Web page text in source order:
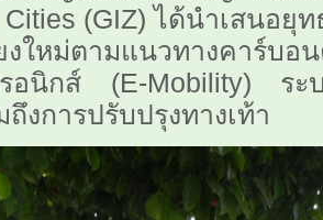
(GIZ) ได้นำเสนอยุ
ยงใหม่ตามแนวทางคาร์
รอนิกส์ (E-Mobility) ระ
งการปรับปรุงทางเท้า